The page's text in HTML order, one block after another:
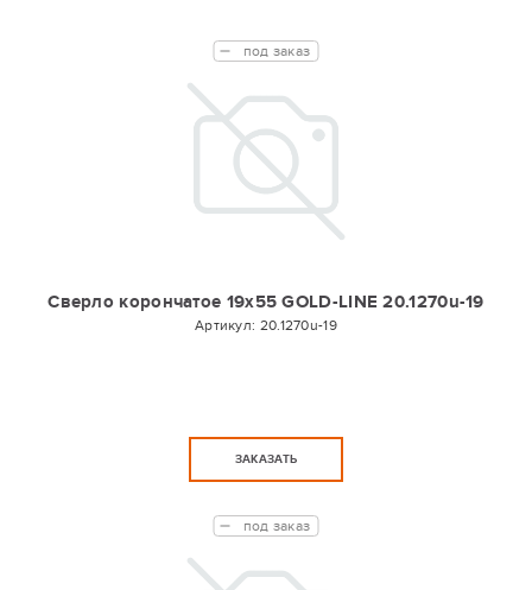
Сверло корончатое 19х55 GOLD-LINE 20.1270u-19
Артикул: 20.1270u-19
под заказ
ЗАКАЗАТЬ
под заказ